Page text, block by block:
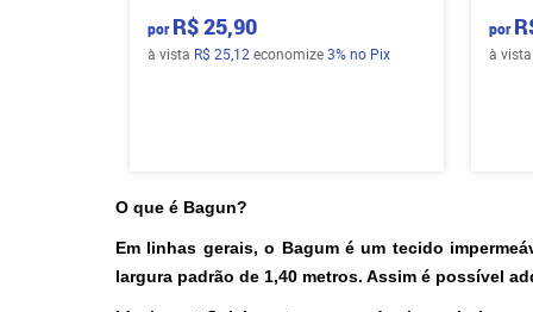
por R$ 25,90
à vista R$ 25,12 economize3% no Pix
por
à
O que é Bagun?
Em linhas gerais, o Bagum é um tecido
largura padrão de 1,40 metros. Assim é possível